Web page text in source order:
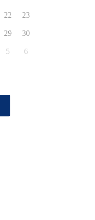
22 23
29 30
5 6